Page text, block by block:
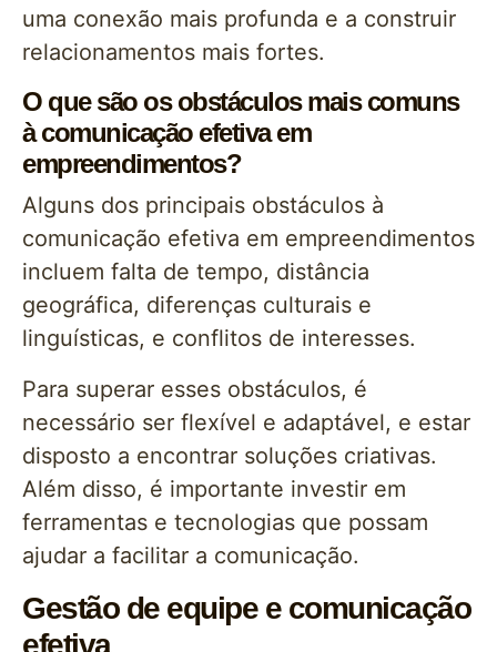
uma conexão mais profunda e a construir
relacionamentos mais fortes.
O que são os obstáculos mais comuns
à comunicação efetiva em
empreendimentos?
Alguns dos principais obstáculos à
comunicação efetiva em empreendimentos
incluem falta de tempo, distância
geográfica, diferenças culturais e
linguísticas, e conflitos de interesses.
Para superar esses obstáculos, é
necessário ser flexível e adaptável, e estar
disposto a encontrar soluções criativas.
Além disso, é importante investir em
ferramentas e tecnologias que possam
ajudar a facilitar a comunicação.
Gestão de equipe e comunicação
efetiva